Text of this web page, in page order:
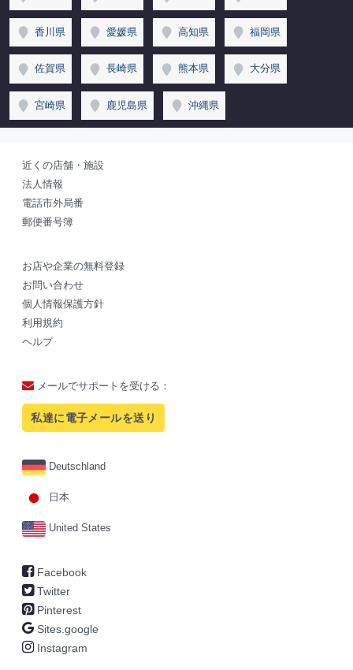
香川県 愛媛県 高知県 福岡県
佐賀県 長崎県 熊本県 大分県
宮崎県 鹿児島県 沖縄県
近くの店舗・施設
法人情報
電話市外局番
郵便番号簿
お店や企業の無料登録
お問い合わせ
個人情報保護方針
利用規約
ヘルプ
メールでサポートを受ける：
私達に電子メールを送り
Deutschland
日本
United States
Facebook
Twitter
Pinterest
Sites.google
Instagram